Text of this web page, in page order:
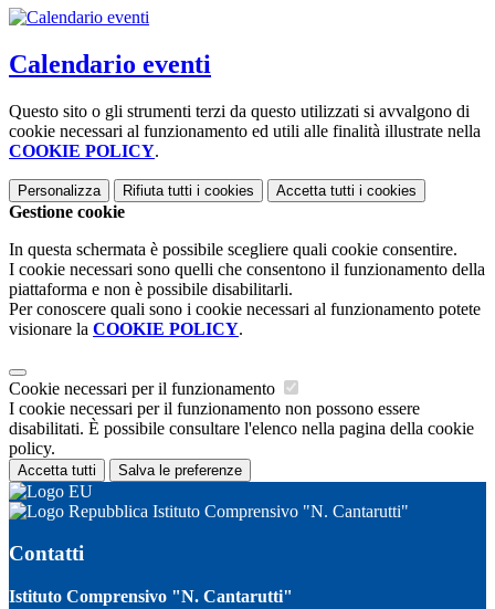
Calendario eventi
Questo sito o gli strumenti terzi da questo utilizzati si avvalgono di
cookie necessari al funzionamento ed utili alle finalità illustrate nella
COOKIE POLICY.
Personalizza Rifiuta tutti i cookies Accetta tutti i cookies
Gestione cookie
In questa schermata è possibile scegliere quali cookie consentire.
I cookie necessari sono quelli che consentono il funzionamento della
piattaforma e non è possibile disabilitarli.
Per conoscere quali sono i cookie necessari al funzionamento potete
visionare la COOKIE POLICY.
Cookie necessari per il funzionamento
I cookie necessari per il funzionamento non possono essere
disabilitati. È possibile consultare l'elenco nella pagina della cookie
policy.
Accetta tutti Salva le preferenze
Istituto Comprensivo "N. Cantarutti"
Contatti
Istituto Comprensivo "N. Cantarutti"